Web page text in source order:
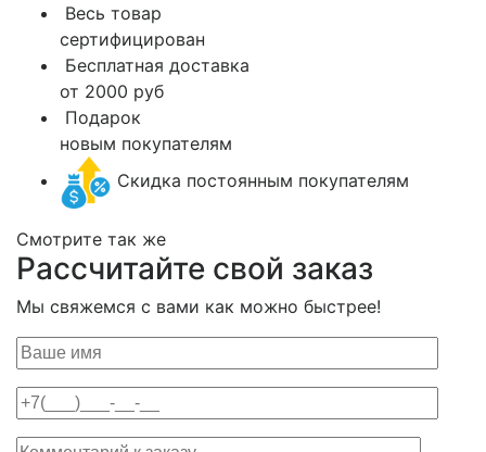
Весь товар
сертифицирован
Бесплатная доставка
от 2000 руб
Подарок
новым покупателям
Скидка постоянным покупателям
Смотрите так же
Рассчитайте свой заказ
Мы свяжемся с вами как можно быстрее!